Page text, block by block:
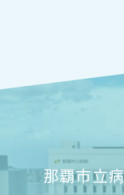
那覇市立